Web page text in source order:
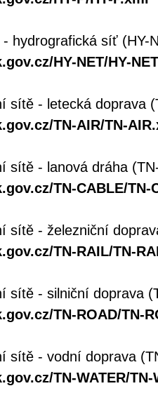
hydrografická síť (HY-
HY-NET/HY-
sítě - letecká doprava
TN-AIR/TN-
sítě - lanová dráha
TN-CABLE/TN-
sítě - železniční
TN-RAIL/TN-
sítě - silniční doprava
TN-ROAD/TN-
sítě - vodní doprava
TN-WATER/TN-